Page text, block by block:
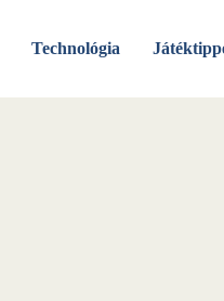
Technológia